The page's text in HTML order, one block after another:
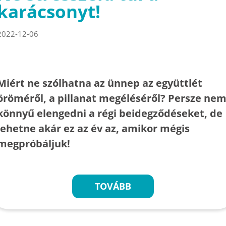
12-06
ne szólhatna az ünnep az együttlét
a pillanat megéléséről? Persze nem
elengedni a régi beidegződéseket, de
akár ez az év az, amikor mégis
TOVÁBB